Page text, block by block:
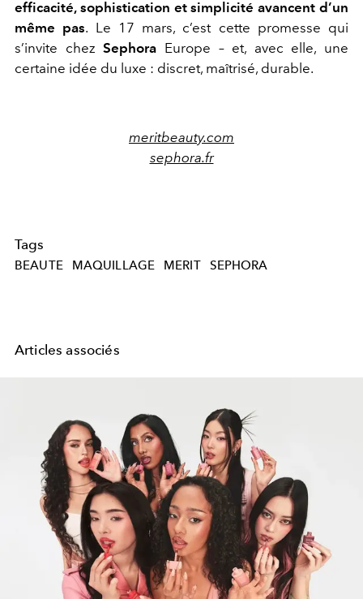
efficacité, sophistication et simplicité avancent d’un
même pas. Le 17 mars, c’est cette promesse qui
s’invite chezSephora Europe – et, avec elle, une
certaine idée du luxe : discret, maîtrisé, durable.
meritbeauty.com
sephora.fr
Tags
BEAUTE MAQUILLAGE MERIT SEPHORA
Articles associés